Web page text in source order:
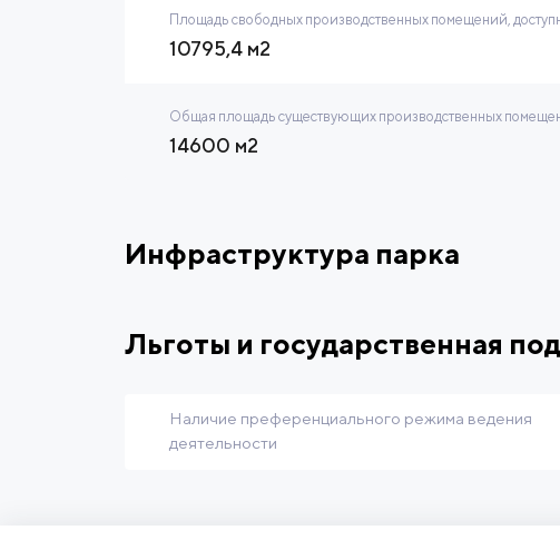
Площадь свободных производственных помещений,
10795,4 м2
Общая площадь существующих производственных
14600 м2
Инфраструктура парка
Льготы и государственная
Наличие преференциального режима ведения
деятельности